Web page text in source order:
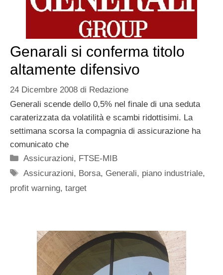
Genarali si conferma titolo
altamente difensivo
24 Dicembre 2008 di Redazione
Generali scende dello 0,5% nel finale di una seduta
caraterizzata da volatilità e scambi ridottisimi. La
settimana scorsa la compagnia di assicurazione ha
comunicato che
Categorie
Assicurazioni, FTSE-MIB
Tag
Assicurazioni, Borsa, Generali, piano industriale,
profit warning, target